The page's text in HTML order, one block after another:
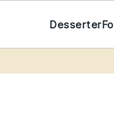
Desserter